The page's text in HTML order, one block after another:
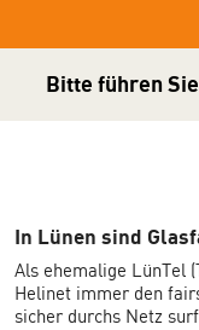
Bitte führen
In Lünen sind
Als ehemalige LünTel
Helinet immer den
sicher durchs Netz